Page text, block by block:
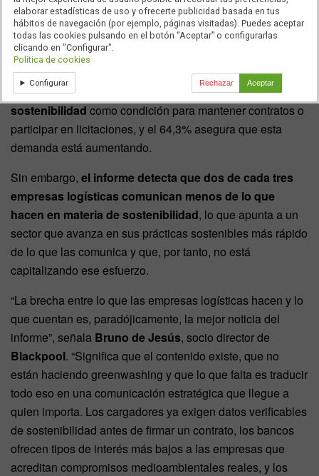
Más allá del riesgo regulatorio, el informe revela la presión
que están recibiendo las empresas logísticas para
comunicar más sobre su desempeño ESG.85,7% ya
recibe exigencias explícitas de clientes sobre datos de
sostenibilidad como condición para mantener contratos o
participar en licitaciones, y el 64,3% asegura que esta
demanda está aumentando.
Sin embargo, el informe detecta que dos de cada tres
empresas logísticas comunican menos de lo que
hacen en materia de sostenibilidad, lo que apunta a un
sector que avanza en sus prácticas sostenibles más rápido
de lo que las comunica y que, por tanto, no está
capitalizando ese esfuerzo.
“La brecha entre lo que las empresas logísticas hacen y lo
que cuentan es, paradójicamente, la mejor noticia del
informe”, señala Bruno de Jesús, socio director de
Blackpool. “Significa que el contenido existe, que no
están haciendo greenwashing y que lo que falta es traducir
todo eso en una comunicación estratégica que llegue a
quien importa. Los cargadores ya exigen datos verificables
de sostenibilidad antes de firmar un contrato, los bancos
ofrecen tipos de interés más bajos a las empresas que
acreditan compromisos medioambientales reales, y los
elaborar estadísticas de uso y ofrecerte publicidad basada en tus
hábitos de navegación (por ejemplo, páginas visitadas). Puedes aceptar
todas las cookies pulsando en el botón “Aceptar” o configurarlas
clicando en "Configurar".
Política de cookies
Configurar Rechazar Aceptar